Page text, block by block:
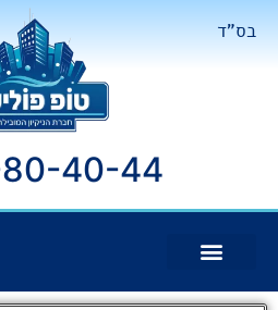
בס"ד
40-44